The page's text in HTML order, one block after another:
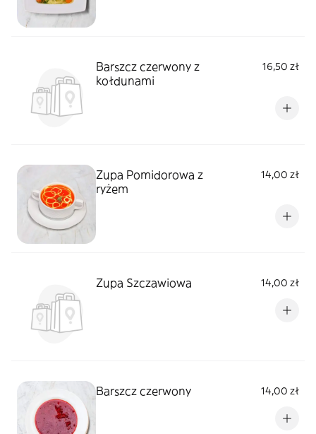
Barszcz czerwony z
kołdunami
16,50 zł
Zupa Pomidorowa z
ryżem
14,00 zł
Zupa Szczawiowa 14,00 zł
Barszcz czerwony 14,00 zł